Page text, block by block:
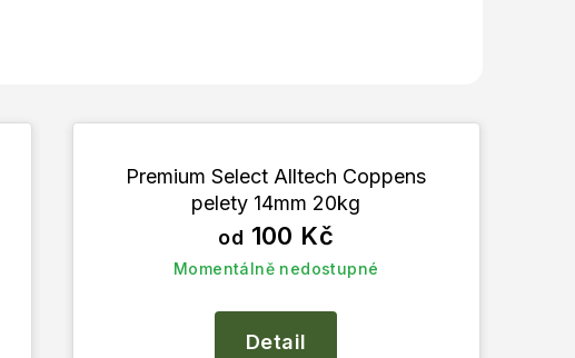
Premium Select Alltech Coppens
pelety 14mm 20kg
od 100 Kč
Momentálně nedostupné
Detail